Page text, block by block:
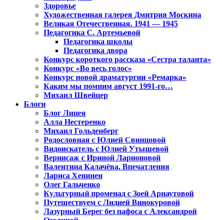
Здоровье
Художественная галерея Дмитрия Москина
Великая Отечественная. 1941 — 1945
Педагогика С. Артемьевой
Педагогика школы
Педагогика двора
Конкурс короткого рассказа «Сестра таланта»
Конкурс «Во весь голос»
Конкурс новой драматургии «Ремарка»
Каким мы помним август 1991-го…
Михаил Швейцер
Блоги
Блог Лицея
Алла Нестеренко
Михаил Гольденберг
Родословная с Юлией Свинцовой
Видоискатель с Юлией Утышевой
Вернисаж с Ириной Ларионовой
Валентина Калачёва. Впечатления
Лариса Хенинен
Олег Гальченко
Культурный променад с Зоей Арнаутовой
Путешествуем с Лидией Винокуровой
Лазурный Берег без пафоса с Александрой